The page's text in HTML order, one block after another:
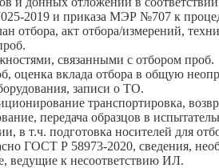
2019 и приказа МЭР №707 к
отбора, акт отбора/измерений,
связанными с отбором проб.
оценка вклада отбора в общую
записи о ТО.
транспортировка,
передача образцов в
в т.ч. подготовка носителей для
ГОСТ Р 58973-2020, сведения,
ведущие к несоответствию ИЛ.